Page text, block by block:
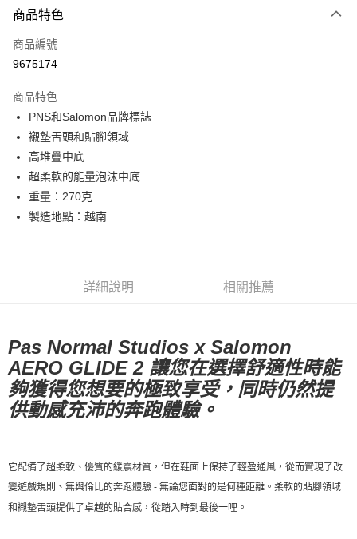
LINE Pay
Apple Pay
運送方式
全家店到店
每筆NT$80，滿NT$10,000(含以上)免運費
付款後全家取貨
每筆NT$80，滿NT$10,000(含以上)免運費
付款後7-11取貨
宅配
每筆NT$130，滿NT$10,000(含以上)免運費
商品特色
商品編號
9675174
商品特色
PNS和Salomon品牌標誌
襯墊舌頭和貼腳領域
高堆疊中底
超柔軟的能量泡沫中底
重量：270克
製造地點：越南
詳細說明 相關推薦
Pas Normal Studios x Salomon
AERO GLIDE 2 讓您在選擇舒適性時能
夠獲得您想要的極致享受，同時仍然提
供動感充沛的奔跑體驗。
它配備了超柔軟、優質的緩震材質，但在鞋面上保持了輕盈通風，從而實現了改
變遊戲規則、無與倫比的奔跑體驗 - 無論您面對的是何種距離。柔軟的貼腳領域
和襯墊舌頭提供了卓越的貼合感，從踏入時到最後一哩。